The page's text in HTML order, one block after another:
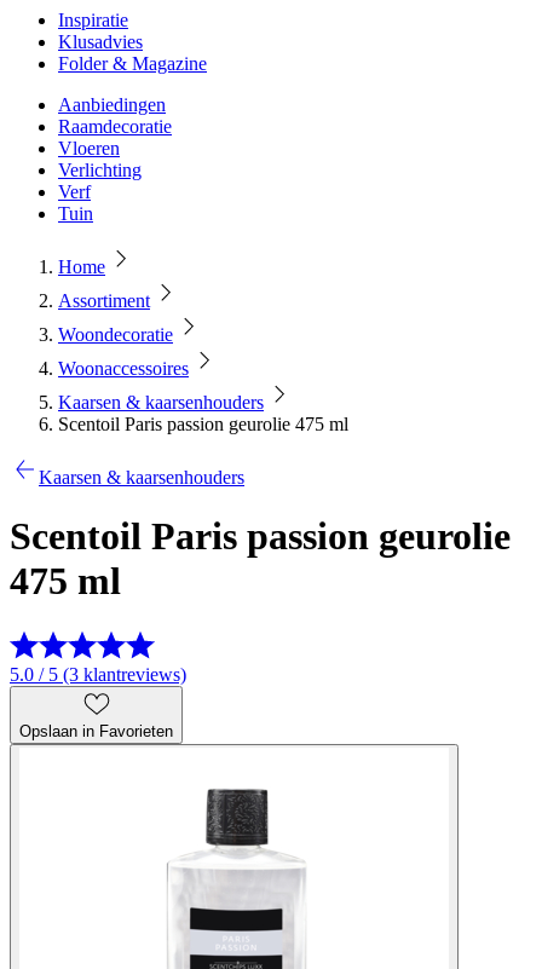
Inspiratie
Klusadvies
Folder & Magazine
Aanbiedingen
Raamdecoratie
Vloeren
Verlichting
Verf
Tuin
Home
Assortiment
Woondecoratie
Woonaccessoires
Kaarsen & kaarsenhouders
Scentoil Paris passion geurolie 475 ml
Kaarsen & kaarsenhouders
Scentoil Paris passion geurolie
475 ml
5.0 / 5 (3 klantreviews)
Opslaan in Favorieten